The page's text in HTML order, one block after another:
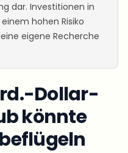
dar. Investitionen in
hohen Risiko
eigene Recherche
Dollar-
könnte